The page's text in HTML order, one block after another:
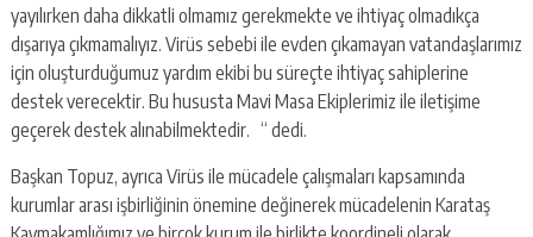
yayılırken daha dikkatli olmamız gerekmekte ve ihtiyaç olmadıkça
dışarıya çıkmamalıyız. Virüs sebebi ile evden çıkamayan vatandaşlarımız
için oluşturduğumuz yardım ekibi bu süreçte ihtiyaç sahiplerine
destek verecektir. Bu hususta Mavi Masa Ekiplerimiz ile iletişime
geçerek destek alınabilmektedir. “ dedi.
Başkan Topuz, ayrıca Virüs ile mücadele çalışmaları kapsamında
kurumlar arası işbirliğinin önemine değinerek mücadelenin Karataş